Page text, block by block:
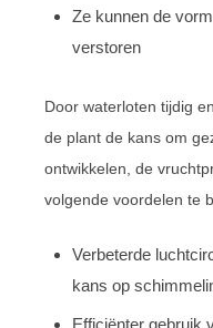
Ze kunnen de
verstoren
Door waterloten tijdig
de plant de kans om
ontwikkelen, de
volgende voordelen te
Verbeterde
kans op
Efficiënter gebruik